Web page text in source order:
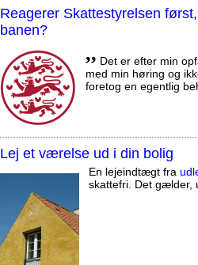
Reagerer Skattestyrelsen
banen?
,, Det er efter min
med min høring og
foretog en egentlig
Lej et værelse ud i din bolig
En lejeindtægt fra
skattefri. Det gælder,